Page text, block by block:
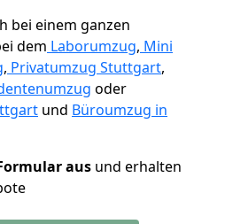
bei einem ganzen
dem Laborumzug, Mini
, Privatumzug Stuttgart,
oder
und Büroumzug in
aus und erhalten